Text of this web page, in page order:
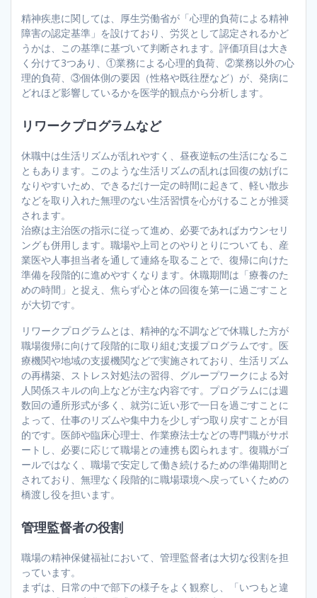
精神疾患に関しては、厚生労働省が「心理的負荷による精神
障害の認定基準」を設けており、労災として認定されるかど
うかは、この基準に基づいて判断されます。評価項目は大き
く分けて3つあり、①業務による心理的負荷、②業務以外の心
理的負荷、③個体側の要因（性格や既往歴など）が、発病に
どれほど影響しているかを医学的観点から分析します。
リワークプログラムなど
休職中は生活リズムが乱れやすく、昼夜逆転の生活になるこ
ともあります。このような生活リズムの乱れは回復の妨げに
なりやすいため、できるだけ一定の時間に起きて、軽い散歩
などを取り入れた無理のない生活習慣を心がけることが推奨
されます。
治療は主治医の指示に従って進め、必要であればカウンセリ
ングも併用します。職場や上司とのやりとりについても、産
業医や人事担当者を通して連絡を取ることで、復帰に向けた
準備を段階的に進めやすくなります。休職期間は「療養のた
めの時間」と捉え、焦らず心と体の回復を第一に過ごすこと
が大切です。
リワークプログラムとは、精神的な不調などで休職した方が
職場復帰に向けて段階的に取り組む支援プログラムです。医
療機関や地域の支援機関などで実施されており、生活リズム
の再構築、ストレス対処法の習得、グループワークによる対
人関係スキルの向上などが主な内容です。プログラムには週
数回の通所形式が多く、就労に近い形で一日を過ごすことに
よって、仕事のリズムや集中力を少しずつ取り戻すことが目
的です。医師や臨床心理士、作業療法士などの専門職がサポ
ートし、必要に応じて職場との連携も図られます。復職がゴ
ールではなく、職場で安定して働き続けるための準備期間と
されており、無理なく段階的に職場環境へ戻っていくための
橋渡し役を担います。
管理監督者の役割
職場の精神保健福祉において、管理監督者は大切な役割を担
っています。
まずは、日常の中で部下の様子をよく観察し、「いつもと違